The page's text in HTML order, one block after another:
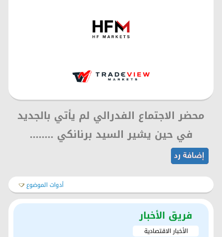
محضر الاجتماع الفدرالي لم يأتي بالجديد
في حين يشير السيد برنانكي ........
أدوات الموضوع
فريق الأخبار
الأخبار الاقتصادية